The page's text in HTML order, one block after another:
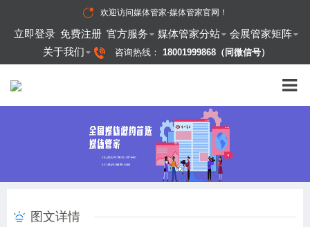
欢迎访问媒体管家-媒体管家官网 ！
立即登录 免费注册 官方服务 媒体管家分站
会展管家矩阵
关于我们
咨询热线： 18001999868（同微信号）
图文详情